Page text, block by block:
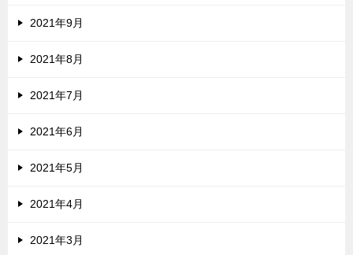
2021年9月
2021年8月
2021年7月
2021年6月
2021年5月
2021年4月
2021年3月